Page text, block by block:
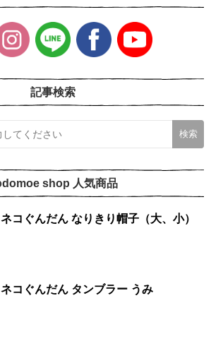
記事検索
shop 人気商品
ネコぐんだん なりきり帽子（大、小）
ノラネコぐんだん タンブラー うみ